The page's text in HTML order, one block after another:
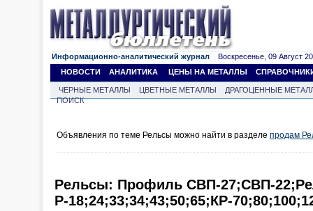
Информационно-аналитический журнал Воскресенье, 09 Август
НОВОСТИ
АНАЛИТИКА ЦЕНЫ НА МЕТАЛЛЫ
ЧЕРНЫЕ МЕТАЛЛЫ ЦВЕТНЫЕ МЕТАЛЛЫ
ДРАГОЦЕННЫЕ
ПОИСК
Объявления по теме Рельсы можно найти в разделе продам
Рельсы: Профиль СВП-27;СВП-
Р-18;24;33;34;43;50;65;КР-